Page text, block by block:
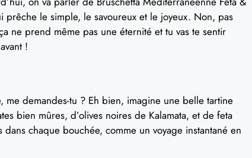
le simple, le savoureux et le joyeux. Non, pas
ne prend même pas une éternité et tu vas te sentir
!
me demandes-tu ? Eh bien, imagine une belle tartine
bien mûres, d’olives noires de Kalamata, et de feta
chaque bouchée, comme un voyage instantané en